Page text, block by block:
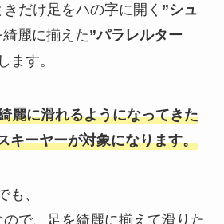
だけ足をハの字に開く ”シュ
綺麗に揃えた”パラレルター
ます。
麗に滑れるようになってきた
キーヤーが対象になります。
も、
で、足を綺麗に揃えて滑りた